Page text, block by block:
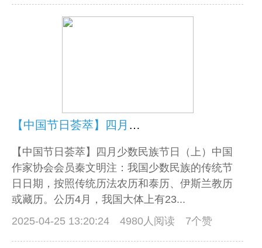
【中国节日荟萃】四月少数民族节日（上）
【中国节日荟萃】四月少数民族节日（上）中国
作家协会会员秦文明注：我国少数民族的传统节
日日期，按照传统历法农历和泰历、伊斯兰教历
或藏历。公历4月，我国大体上有23...
2025-04-25 13:20:24
4980人阅读 7个赞